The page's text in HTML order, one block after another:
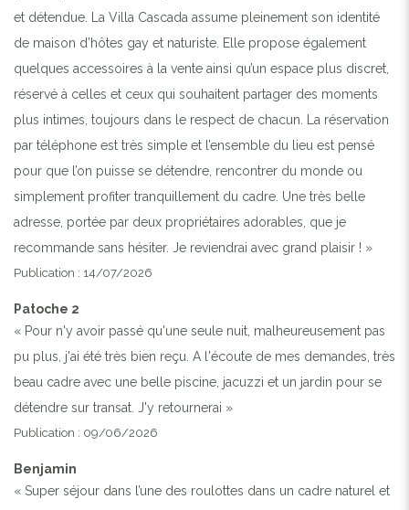
et détendue. La Villa Cascada assume pleinement son identité
de maison d’hôtes gay et naturiste. Elle propose également
quelques accessoires à la vente ainsi qu’un espace plus discret,
réservé à celles et ceux qui souhaitent partager des moments
plus intimes, toujours dans le respect de chacun. La réservation
par téléphone est très simple et l’ensemble du lieu est pensé
pour que l’on puisse se détendre, rencontrer du monde ou
simplement profiter tranquillement du cadre. Une très belle
adresse, portée par deux propriétaires adorables, que je
recommande sans hésiter. Je reviendrai avec grand plaisir ! »
Publication : 14/07/2026
Patoche 2
« Pour n'y avoir passé qu'une seule nuit, malheureusement pas
pu plus, j'ai été très bien reçu. A l'écoute de mes demandes, très
beau cadre avec une belle piscine, jacuzzi et un jardin pour se
détendre sur transat. J'y retournerai »
Publication : 09/06/2026
Benjamin
« Super séjour dans l’une des roulottes dans un cadre naturel et